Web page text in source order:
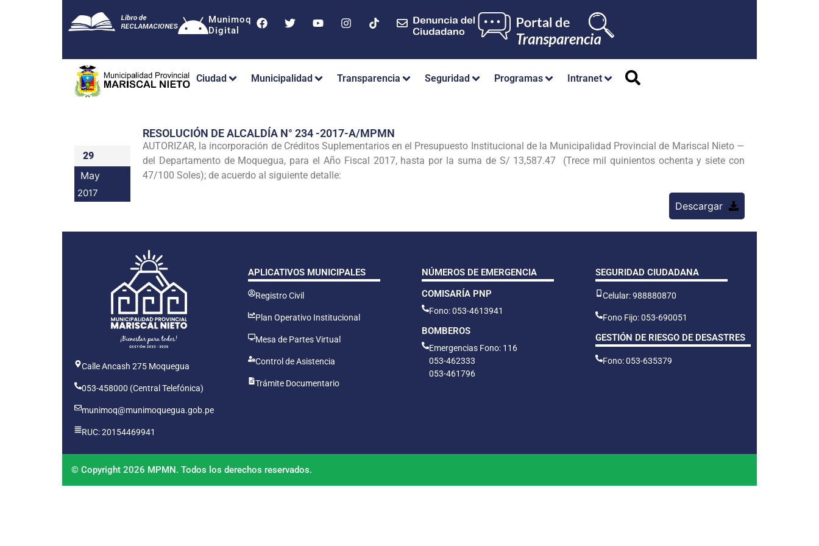
Munimoq
Digital
Ciudad Municipalidad Transparencia Seguridad Programas Intranet
29
May
2017
RESOLUCIÓN DE ALCALDÍA N° 234 -2017-A/MPMN
AUTORIZAR, la incorporación de Créditos Suplementarios en el Presupuesto Institucional de la Municipalidad Provincial de Mariscal Nieto —
del Departamento de Moquegua, para el Año Fiscal 2017, hasta por la suma de S/ 13,587.47 (Trece mil quinientos ochenta y siete con
47/100 Soles); de acuerdo al siguiente detalle:
Descargar
Calle Ancash 275 Moquegua
053-458000 (Central Telefónica)
munimoq@munimoquegua.gob.pe
RUC: 20154469941
APLICATIVOS MUNICIPALES
Registro Civil
Plan Operativo Institucional
Mesa de Partes Virtual
Control de Asistencia
Trámite Documentario
NÚMEROS DE EMERGENCIA
COMISARÍA PNP
Fono: 053-4613941
BOMBEROS
Emergencias Fono: 116
053-462333
053-461796
SEGURIDAD CIUDADANA
Celular: 988880870
Fono Fijo: 053-690051
GESTIÓN DE RIESGO DE DESASTRES
Fono: 053-635379
© Copyright 2026 MPMN. Todos los derechos reservados.